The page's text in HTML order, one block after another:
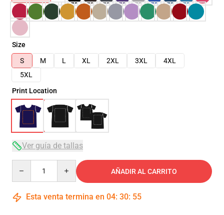
Size
S
M L XL 2XL 3XL
4XL
5XL
Print Location
Ver guía de tallas
AÑADIR AL CARRITO
Esta venta termina en 04: 30: 54